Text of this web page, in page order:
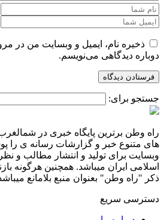
ذخیره نام، ایمیل و وبسایت من در
دوباره دیدگاهی می‌نویسم.
جستجو برای:
راه وطن برترین پایگاه خبری در
های متنوع خبر و گزارشات رسانه ی را
وبسایت برای تولید و انتشار مطالب و
اسلامی ایران میباشد. همچنین هرگونه
ذکر "راه وطن" بعنوان منبع بلامانع
دسترسی سریع